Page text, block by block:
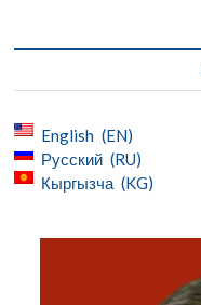
English
EN
Русский
RU
Кыргызча
KG